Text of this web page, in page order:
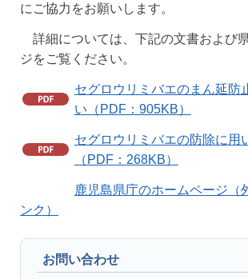
にご協力をお願いします。
詳細については、下記の文書および
ジをご覧ください。
セグロウリミバエのまん延防
い（PDF：905KB）
セグロウリミバエの防除に用
（PDF：268KB）
鹿児島県庁のホームページ（
ンク）
お問い合わせ